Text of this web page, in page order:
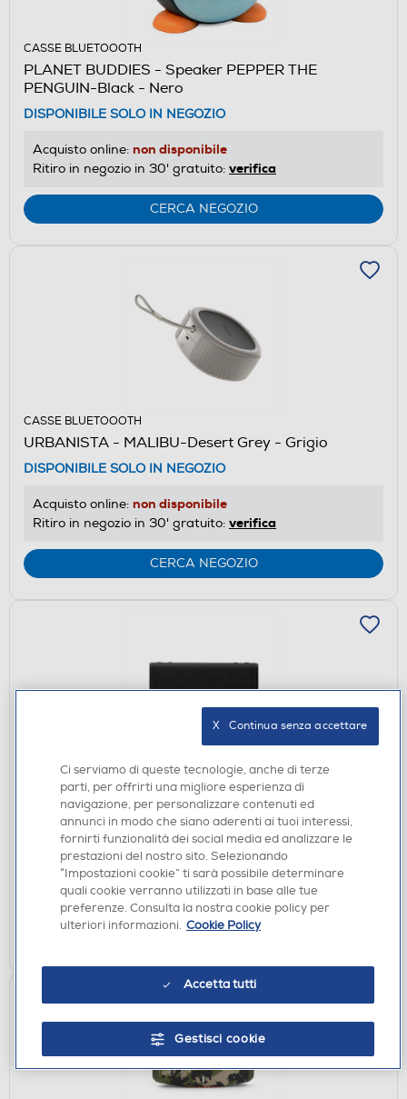
CASSE BLUETOOOTH
PLANET BUDDIES - Speaker PEPPER THE
PENGUIN-Black - Nero
DISPONIBILE SOLO IN NEGOZIO
Acquisto online: non disponibile
Ritiro in negozio in 30' gratuito: verifica
CERCA NEGOZIO
CASSE BLUETOOOTH
URBANISTA - MALIBU-Desert Grey - Grigio
DISPONIBILE SOLO IN NEGOZIO
Acquisto online: non disponibile
Ritiro in negozio in 30' gratuito: verifica
CERCA NEGOZIO
CASSE BLUETOOOTH
URBANISTA - Cassa bluetooth portatile BRISBANE
PLUS-Midnight Black - nero
DISPONIBILE SOLO IN NEGOZIO
Acquisto online:non disponibile
Ritiro in negozio in 30' gratuito:verifica
CERCA NEGOZIO
Ci serviamo di queste tecnologie, anche di terze
parti, per offrirti una migliore esperienza di
navigazione, per personalizzare contenuti ed
annunci in modo che siano aderenti ai tuoi interessi,
fornirti funzionalità dei social media ed analizzare le
prestazioni del nostro sito. Selezionando
“Impostazioni cookie” ti sarà possibile determinare
quali cookie verranno utilizzati in base alle tue
preferenze. Consulta la nostra cookie policy per
ulteriori informazioni. Cookie Policy
Accetta tutti
Gestisci cookie
X   Continua senza accettare